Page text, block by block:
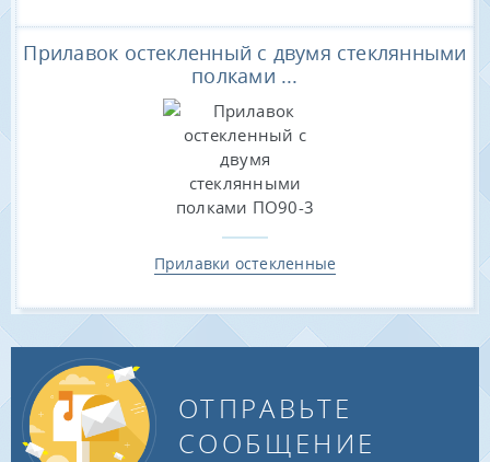
Прилавок остекленный с двумя стеклянными
полками ...
Прилавки остекленные
ОТПРАВЬТЕ
СООБЩЕНИЕ